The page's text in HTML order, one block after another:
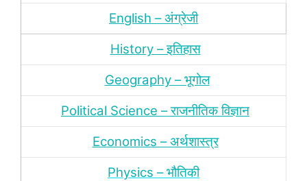
English – अंग्रेजी
History – इतिहास
Geography – भूगोल
Political Science – राजनीतिक विज्ञान
Economics – अर्थशास्‍त्र
Physics – भौतिकी